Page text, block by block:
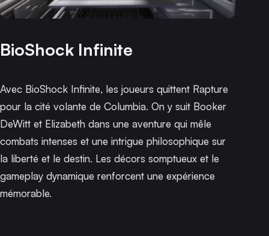
BioShock Infinite
Avec BioShock Infinite, les joueurs quittent Rapture
pour la cité volante de Columbia. On y suit Booker
DeWitt et Elizabeth dans une aventure qui mêle
combats intenses et une intrigue philosophique sur
la liberté et le destin. Les décors somptueux et le
gameplay dynamique renforcent une expérience
mémorable.